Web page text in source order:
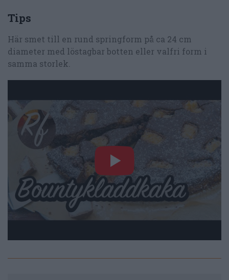
Tips
Här smet till en rund springform på ca 24 cm
diameter med löstagbar botten eller valfri form i
samma storlek.